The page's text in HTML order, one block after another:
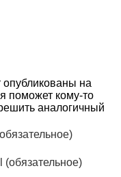
опубликованы на
поможет кому-то
аналогичный
(обязательное)